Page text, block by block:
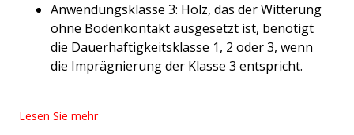
Anwendungsklasse 3: Holz, das der Witterung
ohne Bodenkontakt ausgesetzt ist, benötigt
die Dauerhaftigkeitsklasse 1, 2 oder 3, wenn
die Imprägnierung der Klasse 3 entspricht.
Lesen Sie mehr